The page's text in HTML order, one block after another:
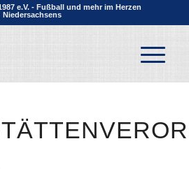
e.V. - Fußball und mehr im Herzen
Niedersachsens